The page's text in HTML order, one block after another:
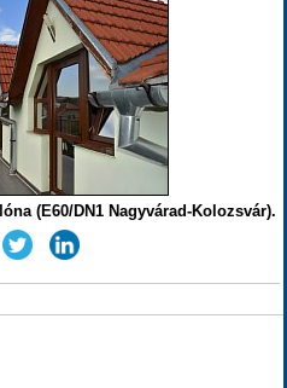
(E60/DN1 Nagyvárad-Kolozsvár).